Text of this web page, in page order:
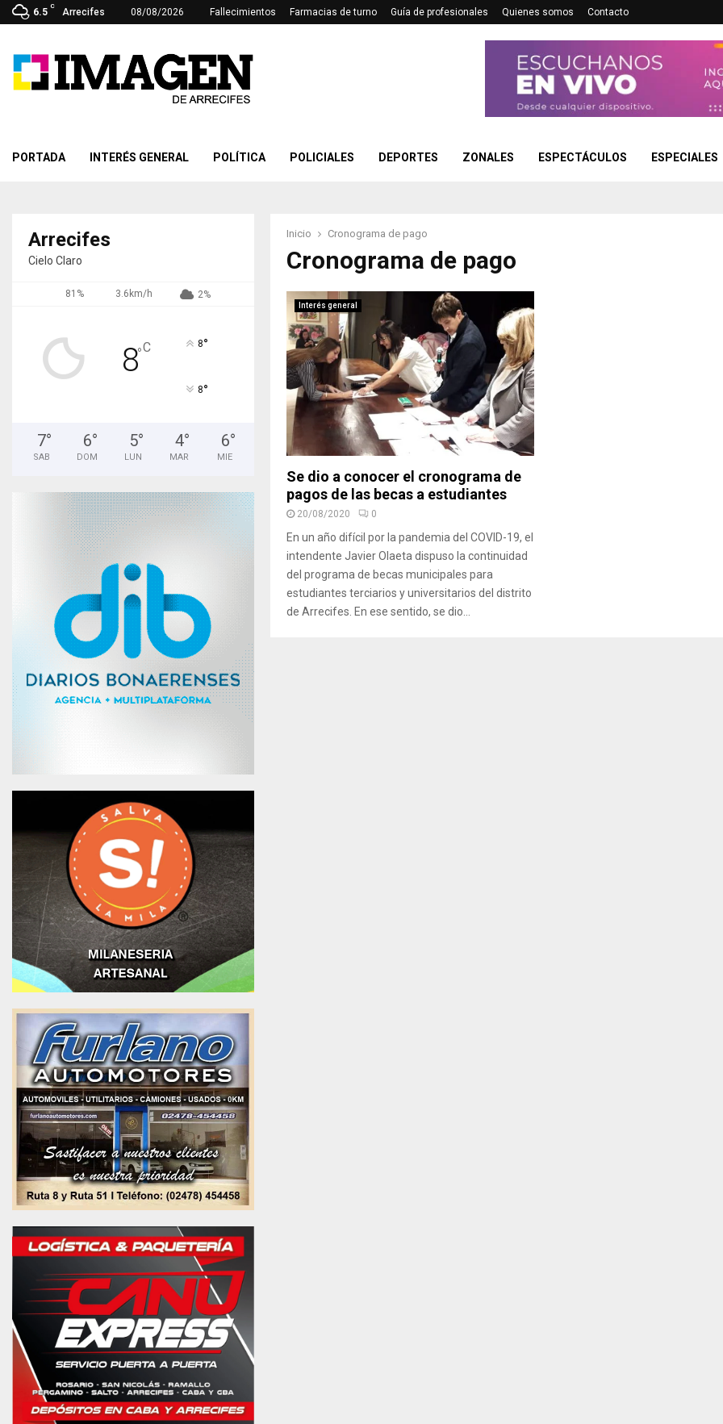
6.5
C
Arrecifes 08/08/2026 Fallecimientos Farmacias de turno Guía de profesionales Quienes somos Contacto
PORTADA INTERÉS GENERAL POLÍTICA POLICIALES DEPORTES ZONALES ESPECTÁCULOS ESPECIALES
Inicio Cronograma de pago
Cronograma de pago
Interés general
Se dio a conocer el cronograma de
pagos de las becas a estudiantes
20/08/2020 0
En un año difícil por la pandemia del COVID-19, el
intendente Javier Olaeta dispuso la continuidad
del programa de becas municipales para
estudiantes terciarios y universitarios del distrito
de Arrecifes. En ese sentido, se dio...
Arrecifes
Cielo Claro
81% 3.6km/h 2%
8°C 8°
8°
7°
SAB
6°
DOM
5°
LUN
4°
MAR
6°
MIE